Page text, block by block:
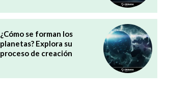
¿Cómo se forman los
planetas? Explora su
proceso de creación